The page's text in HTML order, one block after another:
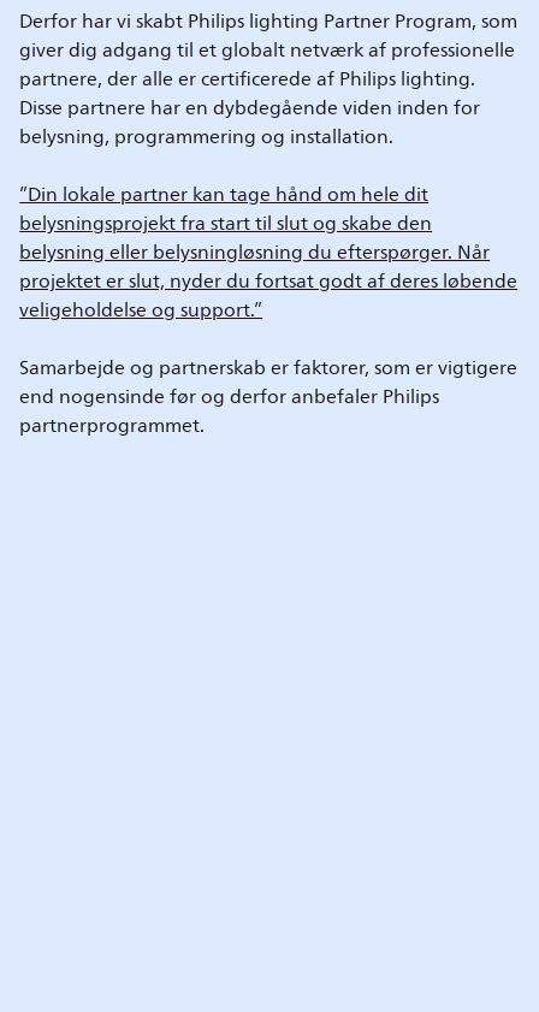
Derfor har vi skabt Philips lighting Partner Program, som
giver dig adgang til et globalt netværk af professionelle
partnere, der alle er certificerede af Philips lighting.
Disse partnere har en dybdegående viden inden for
belysning, programmering og installation.
”Din lokale partner kan tage hånd om hele dit
belysningsprojekt fra start til slut og skabe den
belysning eller belysningløsning du efterspørger. Når
projektet er slut, nyder du fortsat godt af deres løbende
veligeholdelse og support.”
Samarbejde og partnerskab er faktorer, som er vigtigere
end nogensinde før og derfor anbefaler Philips
partnerprogrammet.